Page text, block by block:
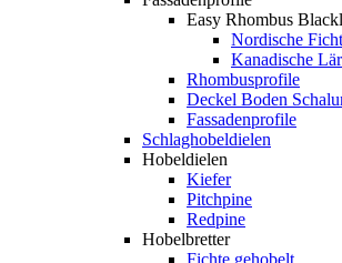
Easy Rhombus
Nordische
Kanadische
Rhombusprofile
Deckel Boden
Fassadenprofile
Schlaghobeldielen
Hobeldielen
Kiefer
Pitchpine
Redpine
Hobelbretter
Fichte gehobelt